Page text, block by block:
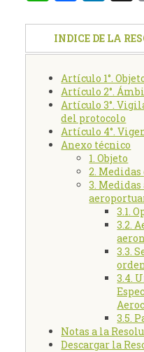
INDICE DE LA
Artículo 1°.
Artículo 2°.
Artículo 3°.
del protocolo
Artículo 4°.
Anexo técnico
1. Objeto
2.
3.
3.1.
3.2.
3.3.
3.4.
3.5.
Notas a la
Descargar la